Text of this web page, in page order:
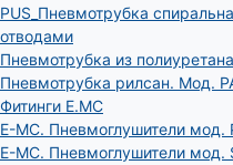
PUS_Пневмотрубка
отводами
Пневмотрубка из
Пневмотрубка рилсан. Мод.
Фитинги E.MC
E-MC. Пневмоглушители мод.
E-MC. Пневмоглушители мод.